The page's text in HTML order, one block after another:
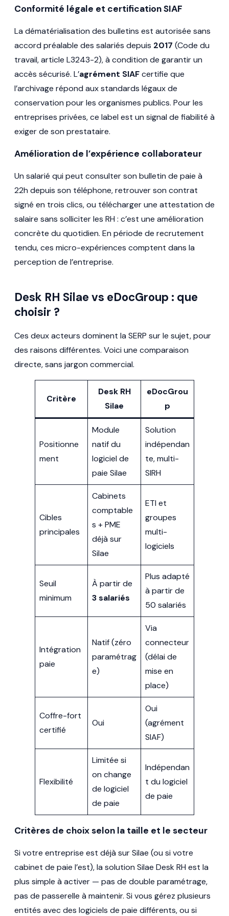
Conformité légale et certification SIAF
La dématérialisation des bulletins est autorisée sans
accord préalable des salariés depuis 2017 (Code du
travail, article L3243-2), à condition de garantir un
accès sécurisé. L’agrément SIAFcertifie que
l’archivage répond aux standards légaux de
conservation pour les organismes publics. Pour les
entreprises privées, ce label est un signal de fiabilité à
exiger de son prestataire.
Amélioration de l’expérience collaborateur
Un salarié qui peut consulter son bulletin de paie à
22h depuis son téléphone, retrouver son contrat
signé en trois clics, ou télécharger une attestation de
salaire sans solliciter les RH : c’est une amélioration
concrète du quotidien. En période de recrutement
tendu, ces micro-expériences comptent dans la
perception de l’entreprise.
Desk RH Silae vs eDocGroup : que
choisir ?
Ces deux acteurs dominent la SERP sur le sujet, pour
des raisons différentes. Voici une comparaison
directe, sans jargon commercial.
Critère
Desk RH
Silae
eDocGrou
p
Positionne
ment
Module
natif du
logiciel de
paie Silae
Solution
indépendan
te, multi-
SIRH
Cibles
principales
Cabinets
comptable
s + PME
déjà sur
Silae
ETI et
groupes
multi-
logiciels
Seuil
minimum
À partir de
3 salariés
Plus adapté
à partir de
50 salariés
Intégration
paie
Natif (zéro
paramétrag
e)
Via
connecteur
(délai de
mise en
place)
Coffre-fort
certifié
Oui
Oui
(agrément
SIAF)
Flexibilité
Limitée si
on change
de logiciel
de paie
Indépendan
t du logiciel
de paie
Critères de choix selon la taille et le secteur
Si votre entreprise est déjà sur Silae (ou si votre
cabinet de paie l’est), la solution Silae Desk RH est la
plus simple à activer — pas de double paramétrage,
pas de passerelle à maintenir. Si vous gérez plusieurs
entités avec des logiciels de paie différents, ou si